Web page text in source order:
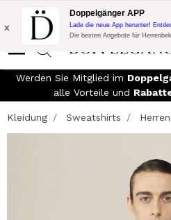
Blitzangebot:
10% Extra-Rabatt
DOPPEL300
x
Doppelgänger APP
Lade die neue App herunter!
Die besten Angebote für
Werden Sie Mitglied im
alle Vorteile und
Kleidung Sweatshirts